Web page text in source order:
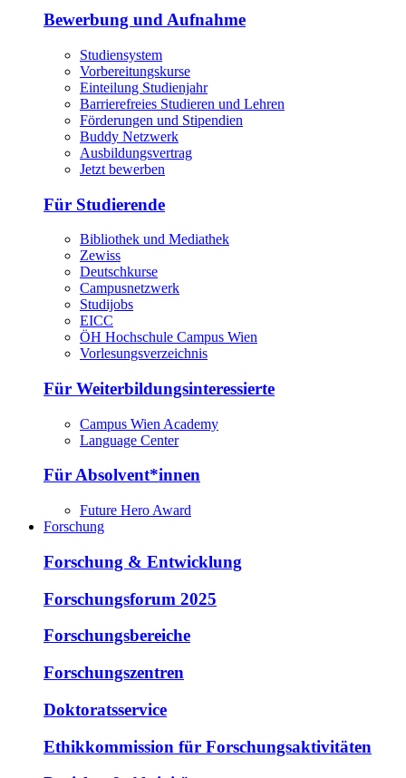
Bewerbung und Aufnahme
Studiensystem
Vorbereitungskurse
Einteilung Studienjahr
Barrierefreies Studieren und Lehren
Förderungen und Stipendien
Buddy Netzwerk
Ausbildungsvertrag
Jetzt bewerben
Für Studierende
Bibliothek und Mediathek
Zewiss
Deutschkurse
Campusnetzwerk
Studijobs
EICC
ÖH Hochschule Campus Wien
Vorlesungsverzeichnis
Für Weiterbildungsinteressierte
Campus Wien Academy
Language Center
Für Absolvent*innen
Future Hero Award
Forschung
Forschung & Entwicklung
Forschungsforum 2025
Forschungsbereiche
Forschungszentren
Doktoratsservice
Ethikkommission für Forschungsaktivitäten